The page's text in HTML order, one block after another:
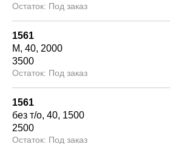
Под заказ
1561
М 40 2000
3500
Под заказ
1561
без т/о 40 1500
2500
Под заказ